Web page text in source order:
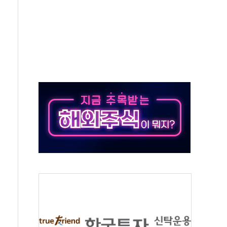
습 한계·탄약 부족 현실화
㎜ 폭우…강원 동해안 강한 비 이어져
날 참석..."국제적 시민 연대로 목소리 내야"
실종 60대 나흘만에 숨진 채 발견
살해 10대 아들 체포
아친 정청래…제주 연설서 신경전 고조